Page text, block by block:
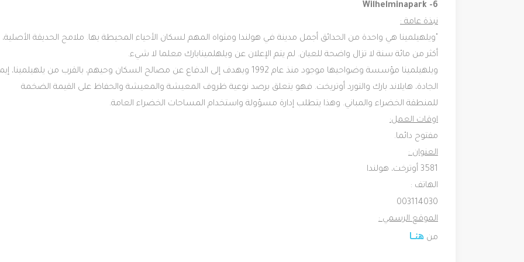
6- ‪Wilhelminapark‬‬‬
نبذة عامة :
"ويلهيلمينا هي واحدة من الحدائق أجمل مدينة في هولندا ومثواه المهم لسكان الأحياء المحيطة بها. ملامح الحديقة الأصلية،
أكثر من مائة سنة لا تزال واضحة للعيان. لم يتم الإعلان عن ويلهلمينابارك معلما لا شيء.
ويلهيلمينا مؤسسة وضواحيها موجود منذ عام 1992 ويهدف إلى الدفاع عن مصالح السكان وحيهم، بالقرب من يلهيلمينا،
الجادة، هايلاند بارك والتورد أوتريخت. فهو يتعلق برصد نوعية ظروف المعيشة والمعيشة والحفاظ على القيمة الضخمة
للمنطقة الخضراء والمباني. وهذا يتطلب إدارة مسؤولة واستخدام المساحات الخضراء العامة.
اوقات العمل:
مفتوح دائما.
العنوان :
3581 أوترخت، هولندا
الهاتف :
003114030
الموقع الرسمي :
من هنــــا